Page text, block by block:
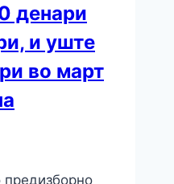
денари
и уште
во март